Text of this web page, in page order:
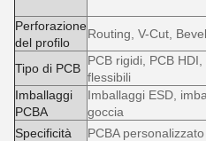
Perforazione
del profilo
Routing, V-Cut,
Tipo di PCB
PCB rigidi, PCB
flessibili
Imballaggi
PCBA
Imballaggi ESD,
goccia
Specificità
PCBA personalizzato